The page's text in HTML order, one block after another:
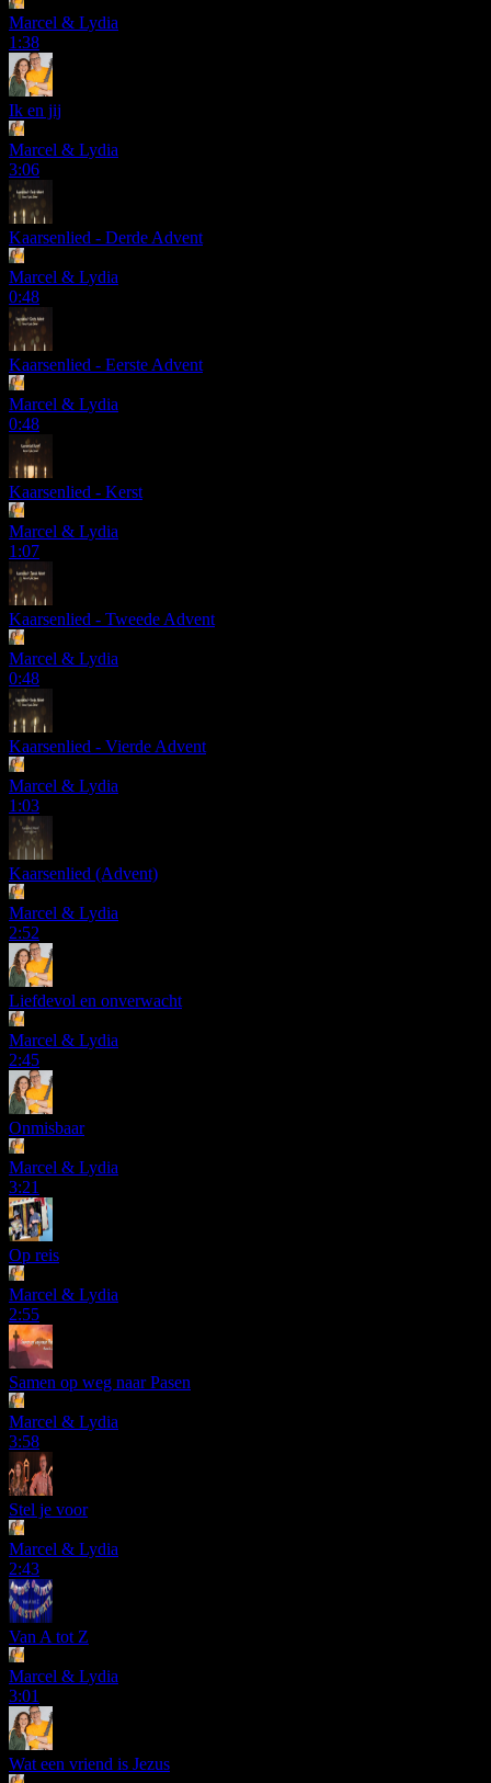
Marcel & Lydia
1:38
Ik en jij
Marcel & Lydia
3:06
Kaarsenlied - Derde Advent
Marcel & Lydia
0:48
Kaarsenlied - Eerste Advent
Marcel & Lydia
0:48
Kaarsenlied - Kerst
Marcel & Lydia
1:07
Kaarsenlied - Tweede Advent
Marcel & Lydia
0:48
Kaarsenlied - Vierde Advent
Marcel & Lydia
1:03
Kaarsenlied (Advent)
Marcel & Lydia
2:52
Liefdevol en onverwacht
Marcel & Lydia
2:45
Onmisbaar
Marcel & Lydia
3:21
Op reis
Marcel & Lydia
2:55
Samen op weg naar Pasen
Marcel & Lydia
3:58
Stel je voor
Marcel & Lydia
2:43
Van A tot Z
Marcel & Lydia
3:01
Wat een vriend is Jezus